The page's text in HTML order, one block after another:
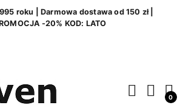
roku | Darmowa dostawa od 150 zł |
-20% KOD: LATO
0